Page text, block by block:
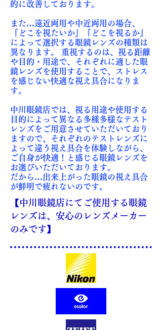
的に改善しております。
また…遠近両用や中近両用の場合、
『どこを視たいか』『どこを視るか』
によって選択する眼鏡レンズの種類は
異なります。 重視するのは、視る距離
や目的・用途で、それぞれに適した眼
鏡レンズを使用することで、ストレス
を感じない快適な視え具合になりま
す。
中川眼鏡店では、視る用途や使用する
目的によって異なる多種多様なテスト
レンズをご用意させていただいており
ますので、それぞれのテストレンズに
よって違う視え具合を体験しながら、
ご自身が快適！と感じる眼鏡レンズを
お選びいただいております。
だから…出来上がった眼鏡の視え具合
が鮮明で疲れないのです。
【中川眼鏡店にてご使用する眼鏡
レンズは、安心のレンズメーカー
のみです】